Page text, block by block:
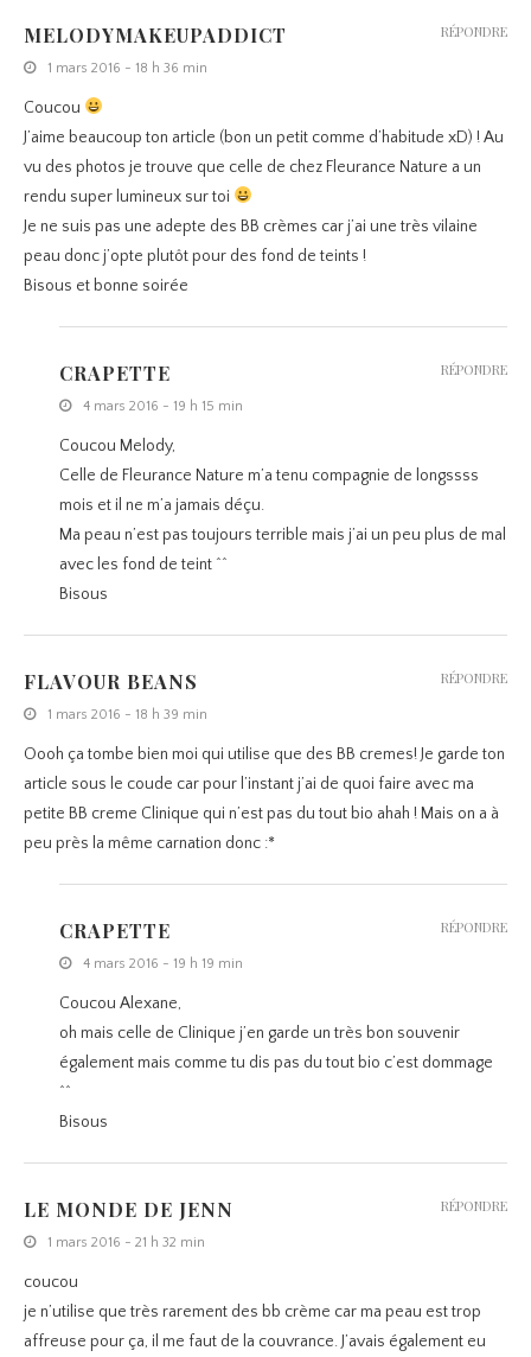
MELODYMAKEUPADDICT
1 mars 2016 - 18 h 36 min
Coucou
J’aime beaucoup ton article (bon un petit comme d’habitude xD) ! Au
vu des photos je trouve que celle de chez Fleurance Nature a un
rendu super lumineux sur toi
Je ne suis pas une adepte des BB crèmes car j’ai une très vilaine
peau donc j’opte plutôt pour des fond de teints !
Bisous et bonne soirée
RÉPONDRE
CRAPETTE
4 mars 2016 - 19 h 15 min
Coucou Melody,
Celle de Fleurance Nature m’a tenu compagnie de longssss
mois et il ne m’a jamais déçu.
Ma peau n’est pas toujours terrible mais j’ai un peu plus de mal
avec les fond de teint ^^
Bisous
RÉPONDRE
FLAVOUR BEANS
1 mars 2016 - 18 h 39 min
Oooh ça tombe bien moi qui utilise que des BB cremes! Je garde ton
article sous le coude car pour l’instant j’ai de quoi faire avec ma
petite BB creme Clinique qui n’est pas du tout bio ahah ! Mais on a à
peu près la même carnation donc :*
RÉPONDRE
CRAPETTE
4 mars 2016 - 19 h 19 min
Coucou Alexane,
oh mais celle de Clinique j’en garde un très bon souvenir
également mais comme tu dis pas du tout bio c’est dommage
^^
Bisous
RÉPONDRE
LE MONDE DE JENN
1 mars 2016 - 21 h 32 min
coucou
je n’utilise que très rarement des bb crème car ma peau est trop
affreuse pour ça, il me faut de la couvrance. J’avais également eu
RÉPONDRE